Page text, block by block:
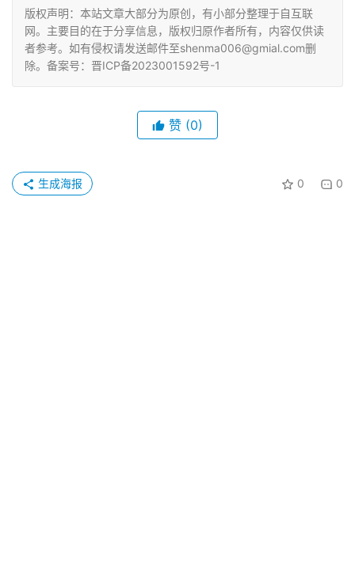
版权声明：本站文章大部分为原创，有小部分整理于自互联
网。主要目的在于分享信息，版权归原作者所有，内容仅供读
者参考。如有侵权请发送邮件至shenma006@gmial.com删
除。备案号：晋ICP备2023001592号-1
赞 (0)
0 0
生成海报